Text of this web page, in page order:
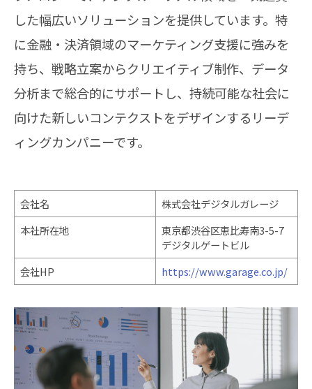
した幅広いソリューションを提供しています。特
に金融・決済領域のマーケティング支援に強みを
持ち、戦略立案からクリエイティブ制作、データ
分析まで総合的にサポートし、持続可能な社会に
向けた新しいコンテクストをデザインするリーデ
ィングカンパニーです。
会社名
株式会社デジタルガレージ
本社所在地
東京都渋谷区恵比寿南3-5-7
デジタルゲートビル
会社HP
https://www.garage.co.jp/